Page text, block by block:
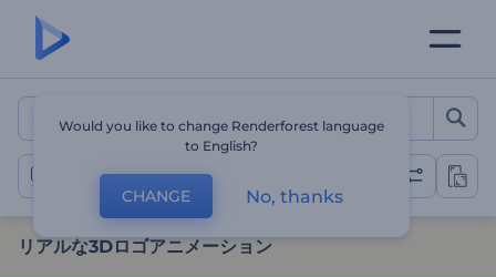
リアルな3Dロゴアニメーシ
3Dロゴ動画
リアルな3Dロゴアニメーション
Would you like to change Renderforest language
to English?
CHANGE No, thanks